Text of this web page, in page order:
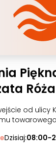
od ulicy
Dzisiaj:08:00-